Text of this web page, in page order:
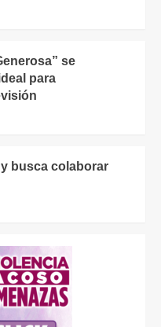
se
para
busca colaborar